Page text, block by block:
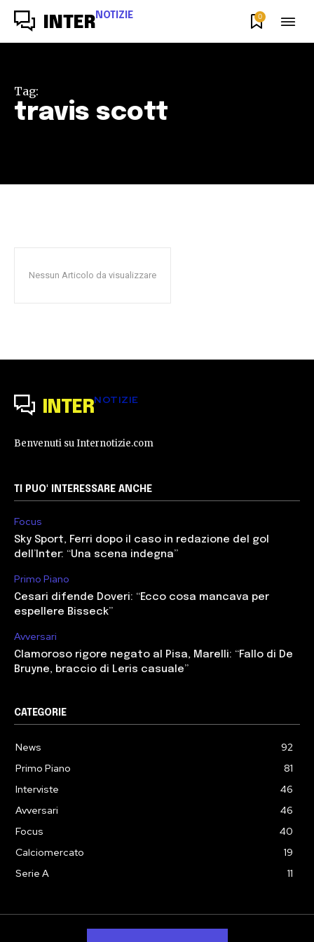
INTER NOTIZIE 0
Tag:
travis scott
Nessun Articolo da visualizzare
INTERNOTIZIE
Benvenuti su Internotizie.com
TI PUO' INTERESSARE ANCHE
Focus
Sky Sport, Ferri dopo il caso in redazione del gol
dell’Inter: “Una scena indegna”
Primo Piano
Cesari difende Doveri: “Ecco cosa mancava per
espellere Bisseck”
Avversari
Clamoroso rigore negato al Pisa, Marelli: “Fallo di De
Bruyne, braccio di Leris casuale”
CATEGORIE
News
92
Primo Piano
81
Interviste
46
Avversari
46
Focus
40
Calciomercato
19
Serie A
11